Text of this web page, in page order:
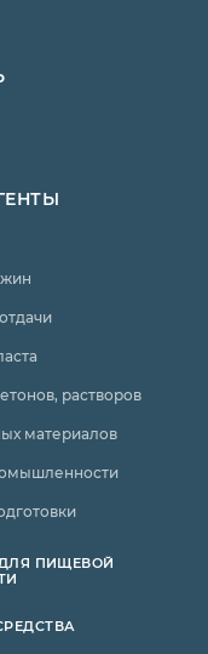
растворов
материалов
ПИЩЕВОЙ